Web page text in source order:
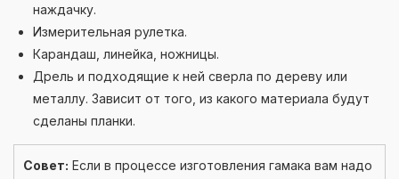
наждачку.
Измерительная рулетка.
Карандаш, линейка, ножницы.
Дрель и подходящие к ней сверла по дереву или
металлу. Зависит от того, из какого материала будут
сделаны планки.
Совет: Если в процессе изготовления гамака вам надо